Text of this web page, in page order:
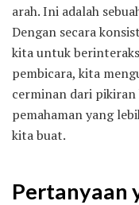
arah. Ini adalah
Dengan secara
kita untuk
pembicara, kita
cerminan dari pikiran
pemahaman yang
kita buat.
Pertanyaan